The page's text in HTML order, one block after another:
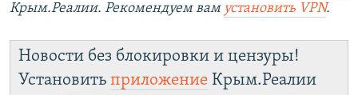
Крым.Реалии. Рекомендуем вам установить VPN.
Новости без блокировки и цензуры!
Установить приложение Крым.Реалии